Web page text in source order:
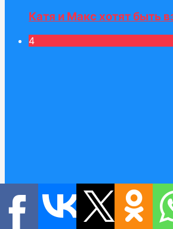
Катя и Макс хотят быть
4
Катя и обзор игрушек